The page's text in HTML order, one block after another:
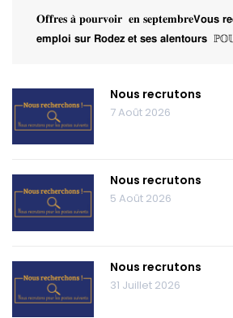
𝐎𝐟𝐟𝐫𝐞𝐬 𝐚̀ 𝐩𝐨𝐮𝐫𝐯𝐨𝐢𝐫 𝐞𝐧 𝐬𝐞𝐩𝐭𝐞𝐦𝐛𝐫𝐞𝗩𝗼𝘂𝘀
𝗲𝗺𝗽𝗹𝗼𝗶 𝘀𝘂𝗿 𝗥𝗼𝗱𝗲𝘇 𝗲𝘁 𝘀𝗲𝘀
Nous recrutons
7 Août 2026
Nous recrutons
5 Août 2026
Nous recrutons
31 Juillet 2026